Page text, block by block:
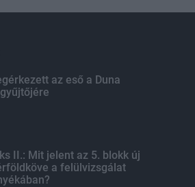
az eső a Duna
II.: Mit jelent az 5. blokk új
a felülvizsgálat